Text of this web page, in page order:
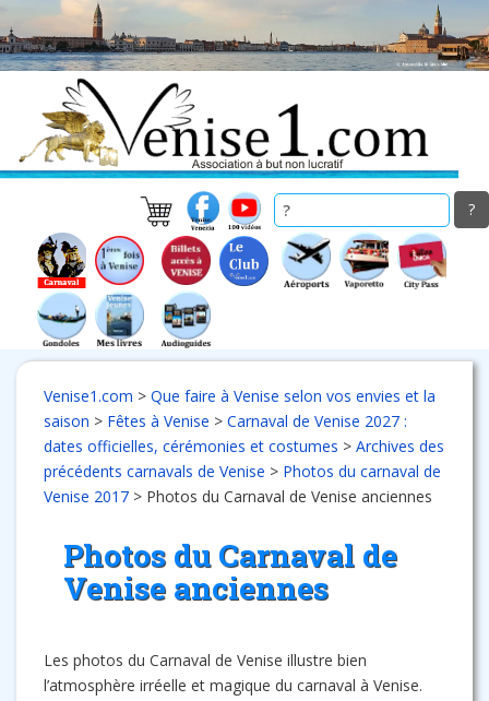
to
main
Venise1.com > Que faire à Venise selon vos envies et la
saison > Fêtes à Venise > Carnaval de Venise 2027 :
dates officielles, cérémonies et costumes > Archives des
précédents carnavals de Venise > Photos du carnaval de
Venise 2017 > Photos du Carnaval de Venise anciennes
Photos du Carnaval de
Venise anciennes
Les photos du Carnaval de Venise illustre bien
l’atmosphère irréelle et magique du carnaval à Venise.